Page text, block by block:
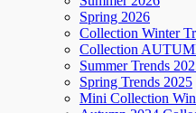
Spring 2026
Collection Winter
Collection
Summer Trends
Spring Trends 2025
Mini Collection